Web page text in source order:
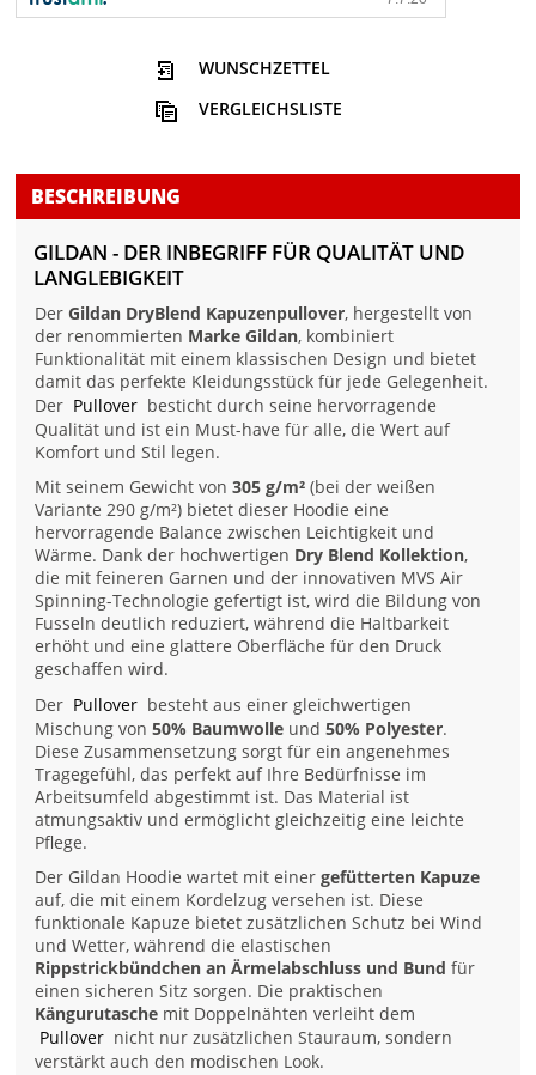
WUNSCHZETTEL
VERGLEICHSLISTE
BESCHREIBUNG
GILDAN - DER INBEGRIFF FÜR QUALITÄT UND
LANGLEBIGKEIT
DerGildan DryBlend Kapuzenpullover, hergestellt von
der renommierten Marke Gildan, kombiniert
Funktionalität mit einem klassischen Design und bietet
damit das perfekte Kleidungsstück für jede Gelegenheit.
Der Pullover besticht durch seine hervorragende
Qualität und ist ein Must-have für alle, die Wert auf
Komfort und Stil legen.
Mit seinem Gewicht von305 g/m² (bei der weißen
Variante 290 g/m²) bietet dieser Hoodie eine
hervorragende Balance zwischen Leichtigkeit und
Wärme. Dank der hochwertigen Dry Blend Kollektion,
die mit feineren Garnen und der innovativen MVS Air
Spinning-Technologie gefertigt ist, wird die Bildung von
Fusseln deutlich reduziert, während die Haltbarkeit
erhöht und eine glattere Oberfläche für den Druck
geschaffen wird.
Der Pullover besteht aus einer gleichwertigen
Mischung von50% Baumwolle und50% Polyester.
Diese Zusammensetzung sorgt für ein angenehmes
Tragegefühl, das perfekt auf Ihre Bedürfnisse im
Arbeitsumfeld abgestimmt ist. Das Material ist
atmungsaktiv und ermöglicht gleichzeitig eine leichte
Pflege.
Der Gildan Hoodie wartet mit einergefütterten Kapuze
auf, die mit einem Kordelzug versehen ist. Diese
funktionale Kapuze bietet zusätzlichen Schutz bei Wind
und Wetter, während die elastischen
Rippstrickbündchen an Ärmelabschluss und Bund für
einen sicheren Sitz sorgen. Die praktischen
Kängurutasche mit Doppelnähten verleiht dem
Pullover nicht nur zusätzlichen Stauraum, sondern
verstärkt auch den modischen Look.